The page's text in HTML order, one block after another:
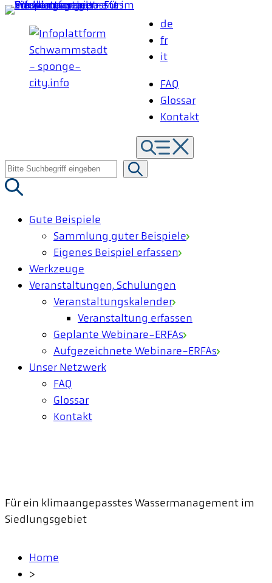
Zum
Inhalt
springen
de
fr
it
FAQ
Glossar
Kontakt
Suche
nach:
Gute Beispiele
Sammlung guter Beispiele
Eigenes Beispiel erfassen
Werkzeuge
Veranstaltungen, Schulungen
Veranstaltungskalender
Veranstaltung erfassen
Geplante Webinare-ERFAs
Aufgezeichnete Webinare-ERFAs
Unser Netzwerk
FAQ
Glossar
Kontakt
Für ein klimaangepasstes Wassermanagement im
Siedlungsgebiet
Home
>